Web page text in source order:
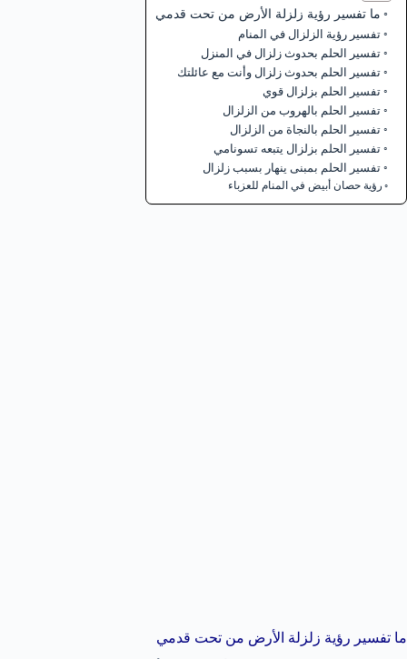
ما تفسير رؤية زلزلة الأرض من تحت قدمي
تفسير رؤية الزلزال في المنام
تفسير الحلم بحدوث زلزال في المنزل
تفسير الحلم بحدوث زلزال وأنت مع عائلتك
تفسير الحلم بزلزال قوي
تفسير الحلم بالهروب من الزلزال
تفسير الحلم بالنجاة من الزلزال
تفسير الحلم بزلزال يتبعه تسونامي
تفسير الحلم بمبنى ينهار بسبب زلزال
رؤية حصان أبيض في المنام للعزباء
ما تفسير رؤية زلزلة الأرض من تحت قدمي